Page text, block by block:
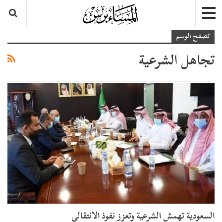
تصفح الوسم
تجاهل الشرعية
السعودية تهمش الشرعية وتعزز نفوذ الانتقالي